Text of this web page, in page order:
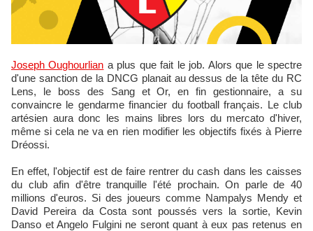
Joseph Oughourlian a plus que fait le job. Alors que le spectre
d'une sanction de la DNCG planait au dessus de la tête du RC
Lens, le boss des Sang et Or, en fin gestionnaire, a su
convaincre le gendarme financier du football français. Le club
artésien aura donc les mains libres lors du mercato d'hiver,
même si cela ne va en rien modifier les objectifs fixés à Pierre
Dréossi.
En effet, l'objectif est de faire rentrer du cash dans les caisses
du club afin d'être tranquille l'été prochain. On parle de 40
millions d'euros. Si des joueurs comme Nampalys Mendy et
David Pereira da Costa sont poussés vers la sortie, Kevin
Danso et Angelo Fulgini ne seront quant à eux pas retenus en